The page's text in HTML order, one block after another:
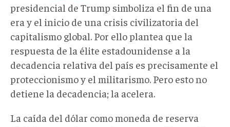
presidencial de Trump simboliza el fin de una
era y el inicio de una crisis civilizatoria del
capitalismo global. Por ello plantea que la
respuesta de la élite estadounidense a la
decadencia relativa del país es precisamente el
proteccionismo y el militarismo. Pero esto no
detiene la decadencia; la acelera.
La caída del dólar como moneda de reserva